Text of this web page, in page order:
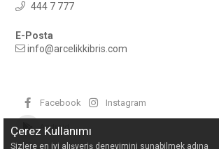
444 7 777
E-Posta
info@arcelikkibris.com
Facebook Instagram
Android
Çerez Kullanımı
Sizlere en iyi alışveriş deneyimini sunabilmek adına